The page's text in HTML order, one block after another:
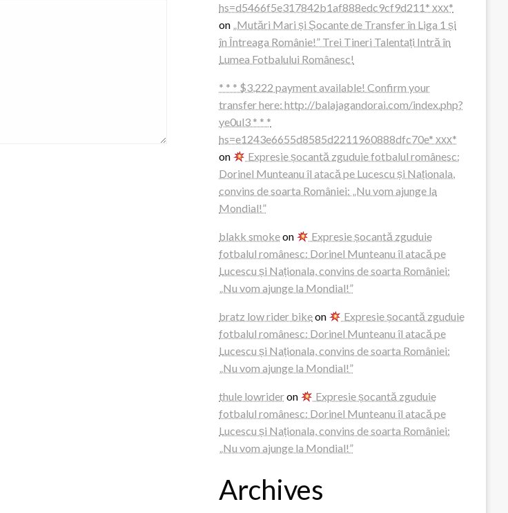
hs=d5466f5e317842b1af888edc9cf9d211* ххх*
on „Mutări Mari și Șocante de Transfer în Liga 1 și
în Întreaga Românie!” Trei Tineri Talentați Intră în
Lumea Fotbalului Românesc!
* * * $3,222 payment available! Confirm your
transfer here: http://balajagandorai.com/index.php?
ye0ul3 * * *
hs=e1243e6655d8585d2211960888dfc70e* ххх*
on
Expresie șocantă zguduie fotbalul românesc:
Dorinel Munteanu îl atacă pe Lucescu și Naționala,
convins de soarta României: „Nu vom ajunge la
Mondial!”
blakk smokeon
Expresie șocantă zguduie
fotbalul românesc: Dorinel Munteanu îl atacă pe
Lucescu și Naționala, convins de soarta României:
„Nu vom ajunge la Mondial!”
bratz low rider bikeon
Expresie șocantă zguduie
fotbalul românesc: Dorinel Munteanu îl atacă pe
Lucescu și Naționala, convins de soarta României:
„Nu vom ajunge la Mondial!”
thule lowrideron
Expresie șocantă zguduie
fotbalul românesc: Dorinel Munteanu îl atacă pe
Lucescu și Naționala, convins de soarta României:
„Nu vom ajunge la Mondial!”
Archives